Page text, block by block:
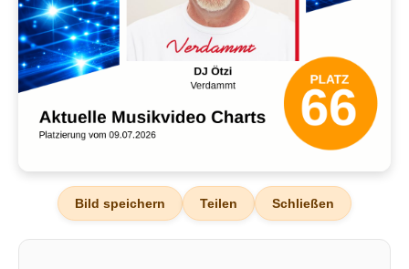
Bild speichern Teilen Schließen